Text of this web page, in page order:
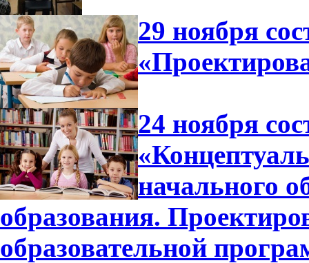
29 ноября
24 ноября
начального
образования.
образовательной